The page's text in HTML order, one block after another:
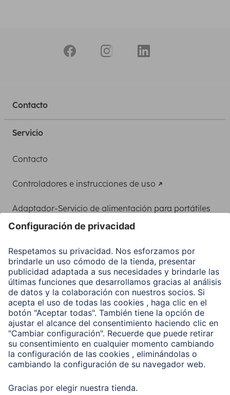
Contacto
Servicio
Contacto
Controladores e instrucciones de uso
Adaptador-Servicio de alimentación para portátiles
Clientes online
Conviértete en distribuidor
Compañía
Historia de la empresa
Hama en todo el Mundo
Sostenibilidad